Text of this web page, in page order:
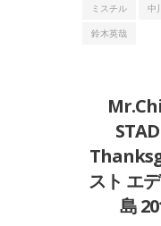
ミスチル
中
鈴木英哉
スト エ
島